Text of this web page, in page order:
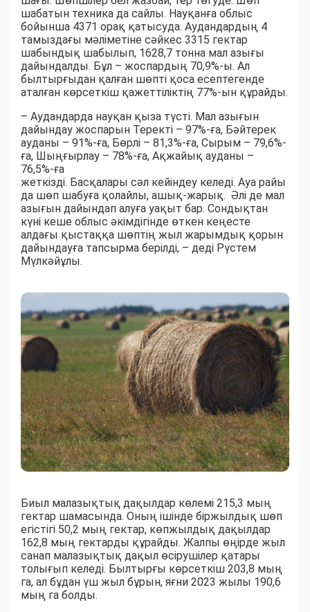
шабатын техника да сайлы. Науқанға облыс
бойынша 4371 орақ қатысуда. Аудандардың 4
тамыздағы мәліметіне сәйкес 3315 гектар
шабындық шабылып, 1628,7 тонна мал азығы
дайындалды. Бұл – жоспардың 70,9%-ы. Ал
былтырғыдан қалған шөпті қоса есептегенде
аталған көрсеткіш қажеттіліктің 77%-ын құрайды.
– Аудандарда науқан қыза түсті. Мал азығын
дайындау жоспарын Теректі – 97%-ға, Бәйтерек
ауданы – 91%-ға, Бөрлі – 81,3%-ға, Сырым – 79,6%-
ға, Шыңғырлау – 78%-ға, Ақжайық ауданы –
76,5%-ға
жеткізді. Басқалары сәл кейіндеу келеді. Ауа райы
да шөп шабуға қолайлы, ашық-жарық. Әлі де мал
азығын дайындап алуға уақыт бар. Сондықтан
күні кеше облыс әкімдігінде өткен кеңесте
алдағы қыстаққа шөптің жыл жарымдық қорын
дайындауға тапсырма берілді, – деді Рүстем
Мүлкәйұлы.
Биыл малазықтық дақылдар көлемі 215,3 мың
гектар шамасында. Оның ішінде біржылдық шөп
егістігі 50,2 мың гектар, көпжылдық дақылдар
162,8 мың гектарды құрайды. Жалпы өңірде жыл
санап малазықтық дақыл өсірушілер қатары
толығып келеді. Былтырғы көрсеткіш 203,8 мың
га, ал бұдан үш жыл бұрын, яғни 2023 жылы 190,6
мың га болды.